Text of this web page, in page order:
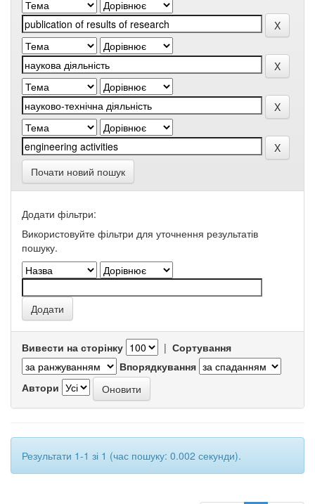
Почати новий пошук
Додати фільтри:
Використовуйте фільтри для уточнення результатів
пошуку.
Вивести на сторінку | Сортування
Впорядкування
Автори
Результати 1-1 зі 1 (час пошуку: 0.002 секунди).